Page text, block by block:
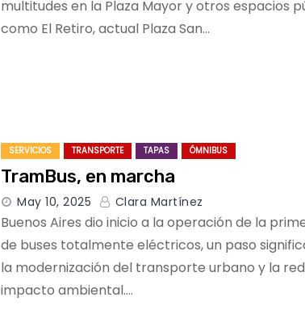
multitudes en la Plaza Mayor y otros espacios
como El Retiro, actual Plaza San…
SERVICIOS TRANSPORTE TAPAS ÓMNIBUS
TramBus, en marcha
May 10, 2025 Clara Martínez
Buenos Aires dio inicio a la operación de la
de buses totalmente eléctricos, un paso
la modernización del transporte urbano y la
impacto ambiental.…